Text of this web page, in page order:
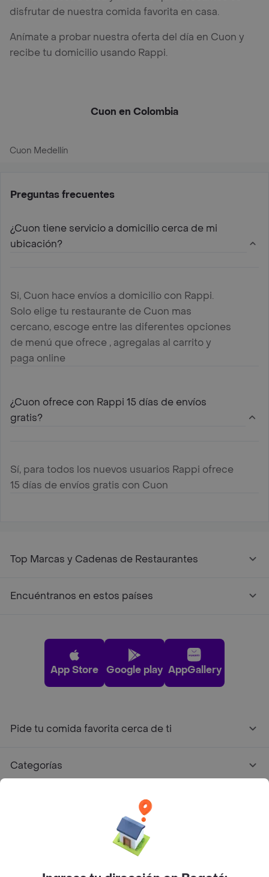
disfrutar de nuestra comida favorita en casa.
Anímate a probar nuestra oferta del día en Cuon y
recibe tu domicilio usando Rappi.
Cuon en Colombia
Cuon Medellín
Preguntas frecuentes
¿Cuon tiene servicio a domicilio cerca de mi
ubicación?
Si, Cuon hace envíos a domicilio con Rappi.
Solo elige tu restaurante de Cuon mas
cercano, escoge entre las diferentes opciones
de menú que ofrece , agregalas al carrito y
paga online
¿Cuon ofrece con Rappi 15 días de envíos
gratis?
Sí, para todos los nuevos usuarios Rappi ofrece
15 días de envíos gratis con Cuon
Top Marcas y Cadenas de Restaurantes
Encuéntranos en estos países
App Store Google play AppGallery
Pide tu comida favorita cerca de ti
Categorías